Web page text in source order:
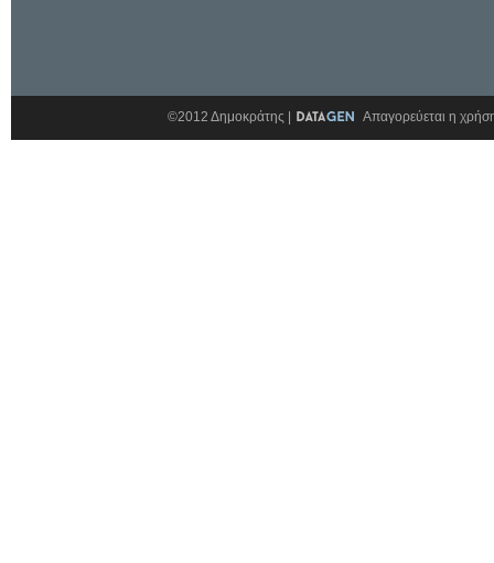
©2012 Δημοκράτης | Απαγορεύεται η